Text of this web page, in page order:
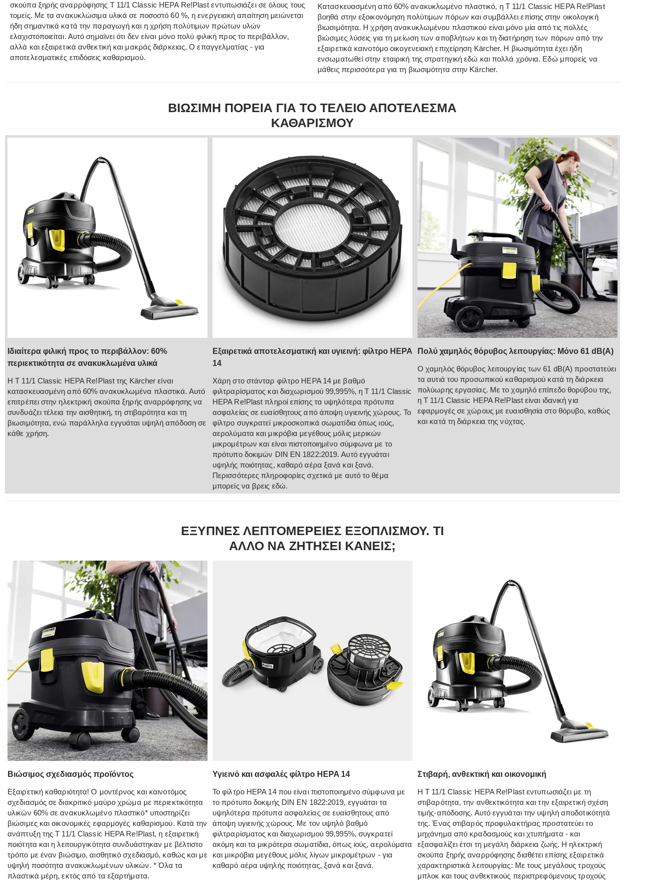
σκούπα ξηρής αναρρόφησης T 11/1 Classic HEPA Re!Plast εντυπωσιάζει σε όλους τους
τομείς. Με τα ανακυκλώσιμα υλικά σε ποσοστό 60 %, η ενεργειακή απαίτηση μειώνεται
ήδη σημαντικά κατά την παραγωγή και η χρήση πολύτιμων πρώτων υλών
ελαχιστοποιείται. Αυτό σημαίνει ότι δεν είναι μόνο πολύ φιλική προς το περιβάλλον,
αλλά και εξαιρετικά ανθεκτική και μακράς διάρκειας. Ο επαγγελματίας - για
αποτελεσματικές επιδόσεις καθαρισμού.
Κατασκευασμένη από 60% ανακυκλωμένο πλαστικό, η T 11/1 Classic HEPA Re!Plast
βοηθά στην εξοικονόμηση πολύτιμων πόρων και συμβάλλει επίσης στην οικολογική
βιωσιμότητα. Η χρήση ανακυκλωμένου πλαστικού είναι μόνο μία από τις πολλές
βιώσιμες λύσεις για τη μείωση των αποβλήτων και τη διατήρηση των πόρων από την
εξαιρετικά καινοτόμο οικογενειακή επιχείρηση Kärcher. Η βιωσιμότητα έχει ήδη
ενσωματωθεί στην εταιρική της στρατηγική εδώ και πολλά χρόνια. Εδώ μπορείς να
μάθεις περισσότερα για τη βιωσιμότητα στην Kärcher.
ΒΙΩΣΙΜΗ ΠΟΡΕΙΑ ΓΙΑ ΤΟ ΤΕΛΕΙΟ ΑΠΟΤΕΛΕΣΜΑ
ΚΑΘΑΡΙΣΜΟΥ
Ιδιαίτερα φιλική προς το περιβάλλον: 60%
περιεκτικότητα σε ανακυκλωμένα υλικά
Η T 11/1 Classic HEPA Re!Plast της Kärcher είναι
κατασκευασμένη από 60% ανακυκλωμένα πλαστικά. Αυτό
επιτρέπει στην ηλεκτρική σκούπα ξηρής αναρρόφησης να
συνδυάζει τέλεια την αισθητική, τη στιβαρότητα και τη
βιωσιμότητα, ενώ παράλληλα εγγυάται υψηλή απόδοση σε
κάθε χρήση.
Εξαιρετικά αποτελεσματική και υγιεινή: φίλτρο HEPA
14
Χάρη στο στάνταρ φίλτρο HEPA 14 με βαθμό
φιλτραρίσματος και διαχωρισμού 99,995%, η T 11/1 Classic
HEPA Re!Plast πληροί επίσης τα υψηλότερα πρότυπα
ασφαλείας σε ευαίσθητους από άποψη υγιεινής χώρους. Το
φίλτρο συγκρατεί μικροσκοπικά σωματίδια όπως ιούς,
αερολύματα και μικρόβια μεγέθους μόλις μερικών
μικρομέτρων και είναι πιστοποιημένο σύμφωνα με το
πρότυπο δοκιμών DIN EN 1822:2019. Αυτό εγγυάται
υψηλής ποιότητας, καθαρό αέρα ξανά και ξανά.
Περισσότερες πληροφορίες σχετικά με αυτό το θέμα
μπορείς να βρεις εδώ.
Πολύ χαμηλός θόρυβος λειτουργίας: Μόνο 61 dB(A)
Ο χαμηλός θόρυβος λειτουργίας των 61 dB(A) προστατεύει
τα αυτιά του προσωπικού καθαρισμού κατά τη διάρκεια
πολύωρης εργασίας. Με το χαμηλό επίπεδο θορύβου της,
η T 11/1 Classic HEPA Re!Plast είναι ιδανική για
εφαρμογές σε χώρους με ευαισθησία στο θόρυβο, καθώς
και κατά τη διάρκεια της νύχτας.
ΕΞΥΠΝΕΣ ΛΕΠΤΟΜΕΡΕΙΕΣ ΕΞΟΠΛΙΣΜΟΥ. ΤΙ
ΑΛΛΟ ΝΑ ΖΗΤΗΣΕΙ ΚΑΝΕΙΣ;
Βιώσιμος σχεδιασμός προϊόντος
Εξαιρετική καθαριότητα! Ο μοντέρνος και καινοτόμος
σχεδιασμός σε διακριτικό μαύρο χρώμα με περιεκτικότητα
υλικών 60% σε ανακυκλωμένο πλαστικό* υποστηρίζει
βιώσιμες και οικονομικές εφαρμογές καθαρισμού. Κατά την
ανάπτυξη της T 11/1 Classic HEPA Re!Plast, η εξαιρετική
ποιότητα και η λειτουργικότητα συνδυάστηκαν με βέλτιστο
τρόπο με έναν βιώσιμο, αισθητικό σχεδιασμό, καθώς και με
υψηλή ποσότητα ανακυκλωμένων υλικών. * Όλα τα
πλαστικά μέρη, εκτός από τα εξαρτήματα.
Υγιεινό και ασφαλές φίλτρο HEPA 14
Το φίλτρο HEPA 14 που είναι πιστοποιημένο σύμφωνα με
το πρότυπο δοκιμής DIN EN 1822:2019, εγγυάται τα
υψηλότερα πρότυπα ασφαλείας σε ευαίσθητους από
άποψη υγιεινής χώρους. Με τον υψηλό βαθμό
φιλτραρίσματος και διαχωρισμού 99,995%, συγκρατεί
ακόμη και τα μικρότερα σωματίδια, όπως ιούς, αερολύματα
και μικρόβια μεγέθους μόλις λίγων μικρομέτρων - για
καθαρό αέρα υψηλής ποιότητας, ξανά και ξανά.
Στιβαρή, ανθεκτική και οικονομική
H T 11/1 Classic HEPA Re!Plast εντυπωσιάζει με τη
στιβαρότητα, την ανθεκτικότητα και την εξαιρετική σχέση
τιμής-απόδοσης. Αυτό εγγυάται την υψηλή αποδοτικότητά
της. Ένας στιβαρός προφυλακτήρας προστατεύει το
μηχάνημα από κραδασμούς και χτυπήματα - και
εξασφαλίζει έτσι τη μεγάλη διάρκεια ζωής. Η ηλεκτρική
σκούπα ξηρής αναρρόφησης διαθέτει επίσης εξαιρετικά
χαρακτηριστικά λειτουργίας: Με τους μεγάλους τροχούς
μπλοκ και τους ανθεκτικούς περιστρεφόμενους τροχούς